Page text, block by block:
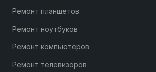
Ремонт планшетов
Ремонт ноутбуков
Ремонт компьютеров
Ремонт телевизоров